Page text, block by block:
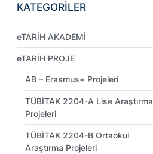
KATEGORİLER
eTARİH AKADEMİ
eTARİH PROJE
AB – Erasmus+ Projeleri
TÜBİTAK 2204-A Lise Araştırma
Projeleri
TÜBİTAK 2204-B Ortaokul
Araştırma Projeleri